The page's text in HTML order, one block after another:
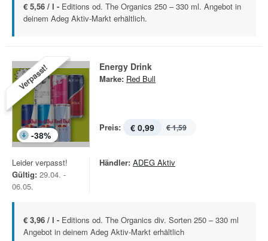
€ 5,56 / l - Editions od. The Organics 250 – 330 ml. Angebot in
deinem Adeg Aktiv-Markt erhältlich.
Verpasst!
-38%
Energy Drink
Marke: Red Bull
Preis: € 0,99 € 1,59
Leider verpasst!
Gültig: 29.04. -
06.05.
Händler: ADEG Aktiv
€ 3,96 / l - Editions od. The Organics div. Sorten 250 – 330 ml
Angebot in deinem Adeg Aktiv-Markt erhältlich